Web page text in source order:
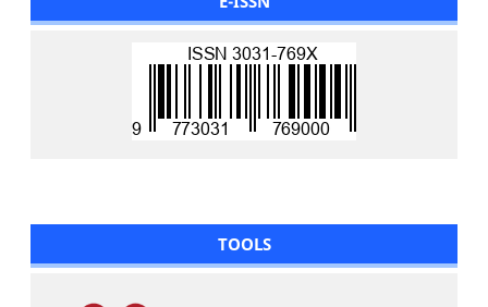
TOOLS